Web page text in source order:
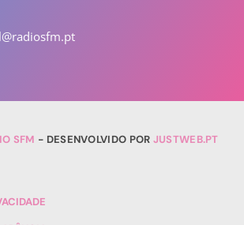
SFM - DESENVOLVIDO POR JUSTWEB.PT